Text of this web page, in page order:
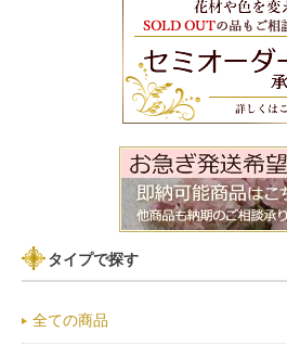
タイプで探す
全ての商品